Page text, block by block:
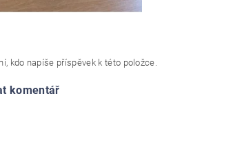
kdo napíše příspěvek k této položce.
komentář